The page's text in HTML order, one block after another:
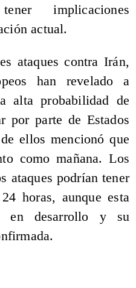
implicaciones
actual.
ataques contra Irán,
han revelado a
alta probabilidad de
por parte de Estados
ellos mencionó que
como mañana. Los
ataques podrían tener
horas, aunque esta
en desarrollo y su